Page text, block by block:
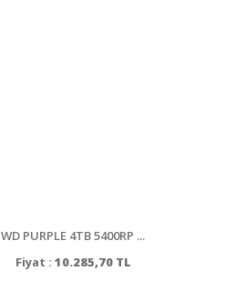
WD PURPLE 4TB 5400RP ...
Fiyat : 10.285,70 TL